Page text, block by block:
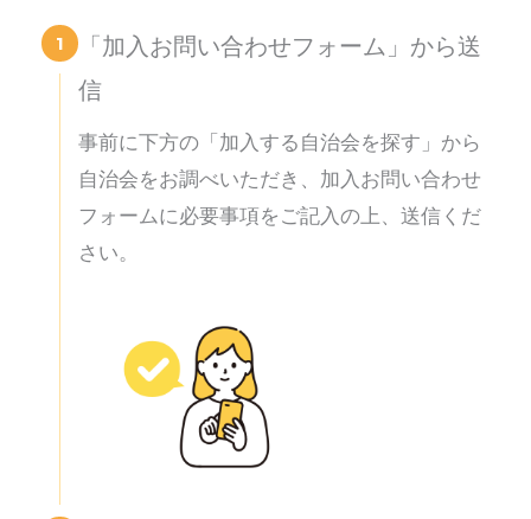
1
「加入お問い合わせフォーム」から送
信
事前に下方の「加入する自治会を探す」から
自治会をお調べいただき、加入お問い合わせ
フォームに必要事項をご記入の上、送信くだ
さい。